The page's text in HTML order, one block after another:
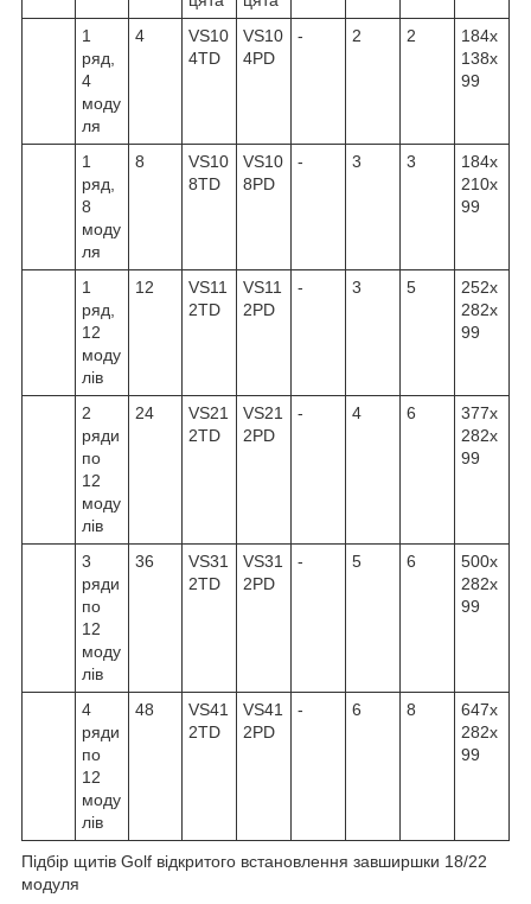
1
ряд,
4
моду
ля
4
VS10
4TD
VS10
4PD
- 2 2
184x
138x
99
1
ряд,
8
моду
ля
8
VS10
8TD
VS10
8PD
- 3 3
184x
210x
99
1
ряд,
12
моду
лів
12
VS11
2TD
VS11
2PD
- 3 5
252x
282x
99
2
ряди
по
12
моду
лів
24
VS21
2TD
VS21
2PD
- 4 6
377x
282x
99
3
ряди
по
12
моду
лів
36
VS31
2TD
VS31
2PD
- 5 6
500x
282x
99
4
ряди
по
12
моду
лів
48
VS41
2TD
VS41
2PD
- 6 8
647x
282x
99
Підбір щитів Golf відкритого встановлення завширшки 18/22
модуля